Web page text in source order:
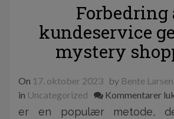
Forbedring
kundeservice
mystery
On 17. oktober 2023 by Bente Larsen
in Uncategorized Kommentarer
er en populær metode,